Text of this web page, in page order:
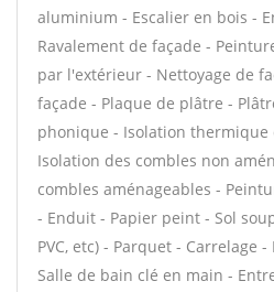
aluminium - Escalier en bois -
Ravalement de façade -
par l'extérieur - Nettoyage de
façade - Plaque de plâtre -
phonique - Isolation
Isolation des combles non
combles aménageables -
- Enduit - Papier peint - Sol
PVC, etc) - Parquet - Carrelage
Salle de bain clé en main -